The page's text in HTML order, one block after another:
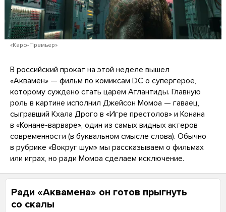
«Каро-Премьер»
В российский прокат на этой неделе вышел
«Аквамен» — фильм по комиксам DC о супергерое,
которому суждено стать царем Атлантиды. Главную
роль в картине исполнил Джейсон Момоа — гаваец,
сыгравший Кхала Дрого в «Игре престолов» и Конана
в «Конане-варваре», один из самых видных актеров
современности (в буквальном смысле слова). Обычно
в рубрике «Вокруг шум» мы рассказываем о фильмах
или играх, но ради Момоа сделаем исключение.
Ради «Аквамена» он готов прыгнуть
со скалы